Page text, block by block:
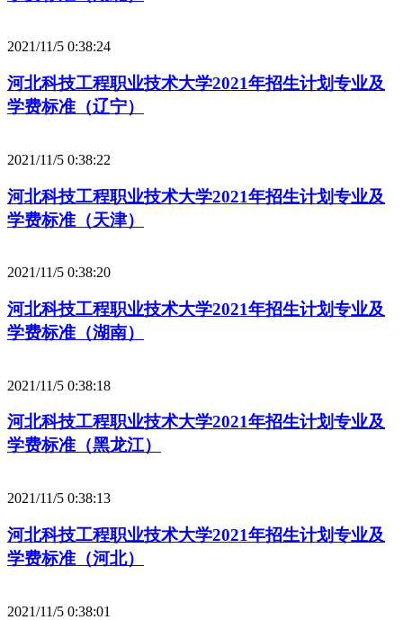
2021/11/5 0:38:24
河北科技工程职业技术大学2021年招生计划专业及
学费标准（辽宁）
2021/11/5 0:38:22
河北科技工程职业技术大学2021年招生计划专业及
学费标准（天津）
2021/11/5 0:38:20
河北科技工程职业技术大学2021年招生计划专业及
学费标准（湖南）
2021/11/5 0:38:18
河北科技工程职业技术大学2021年招生计划专业及
学费标准（黑龙江）
2021/11/5 0:38:13
河北科技工程职业技术大学2021年招生计划专业及
学费标准（河北）
2021/11/5 0:38:01